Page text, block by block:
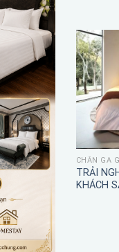
CHĂN GA
TRẢI
KHÁCH